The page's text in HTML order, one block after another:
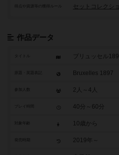
セットコレクシ
作品データ
タイトル ブリュッセル
Bruxelles 1897
参加人数 2人～4人
40分～60分
10歳から
2019年～